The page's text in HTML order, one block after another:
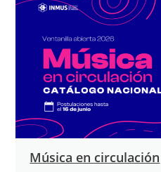
Música en circulación